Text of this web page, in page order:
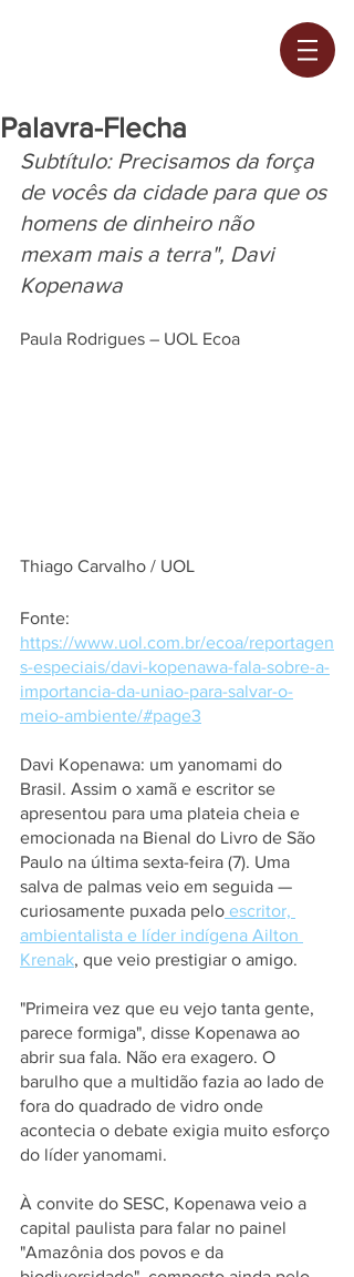
Palavra-Flecha
Subtítulo: Precisamos da força
de vocês da cidade para que os
homens de dinheiro não
mexam mais a terra", Davi
Kopenawa
Paula Rodrigues – UOL Ecoa
Thiago Carvalho / UOL
Fonte:
https://www.uol.com.br/ecoa/reportagen
s-especiais/davi-kopenawa-fala-sobre-a-
importancia-da-uniao-para-salvar-o-
meio-ambiente/#page3
Davi Kopenawa: um yanomami do
Brasil. Assim o xamã e escritor se
apresentou para uma plateia cheia e
emocionada na Bienal do Livro de São
Paulo na última sexta-feira (7). Uma
salva de palmas veio em seguida —
curiosamente puxada pelo escritor,
ambientalista e líder indígena Ailton
Krenak, que veio prestigiar o amigo.
"Primeira vez que eu vejo tanta gente,
parece formiga", disse Kopenawa ao
abrir sua fala. Não era exagero. O
barulho que a multidão fazia ao lado de
fora do quadrado de vidro onde
acontecia o debate exigia muito esforço
do líder yanomami.
À convite do SESC, Kopenawa veio a
capital paulista para falar no painel
"Amazônia dos povos e da